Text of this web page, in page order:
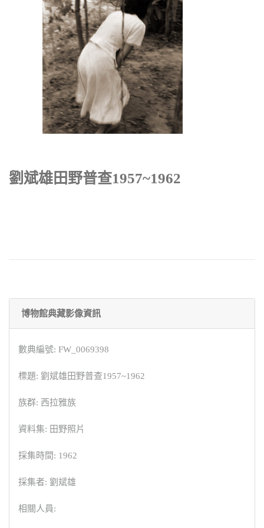
劉斌雄田野普查1957~1962
博物館典藏影像資訊
數典編號: FW_0069398
標題: 劉斌雄田野普查1957~1962
族群: 西拉雅族
資料集: 田野照片
採集時間: 1962
採集者: 劉斌雄
相關人員: